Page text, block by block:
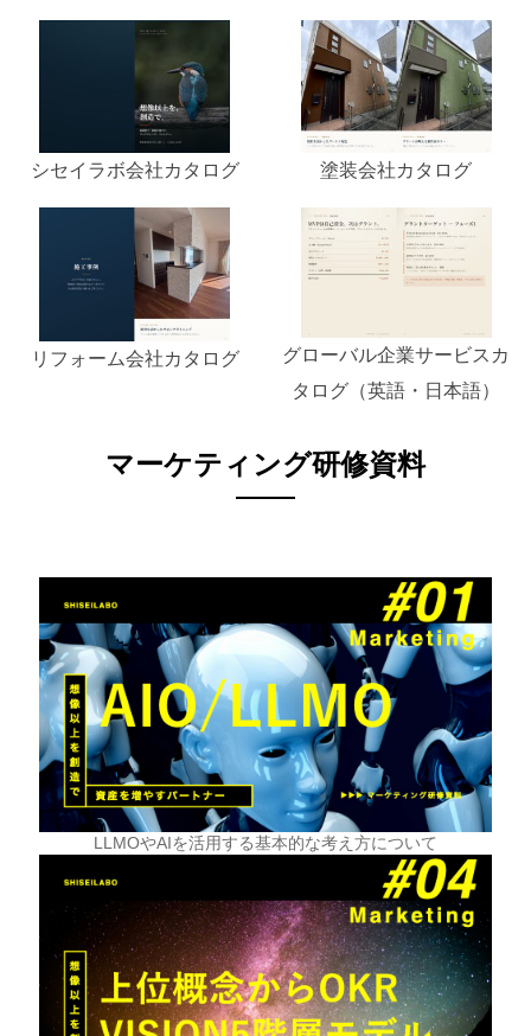
シセイラボ会社カタログ 塗装会社カタログ
リフォーム会社カタログ
グローバル企業サービスカ
タログ（英語・日本語）
マーケティング研修資料
LLMOやAIを活用する基本的な考え方について